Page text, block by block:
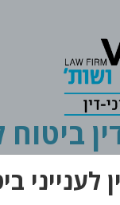
ביטוח
לענייני